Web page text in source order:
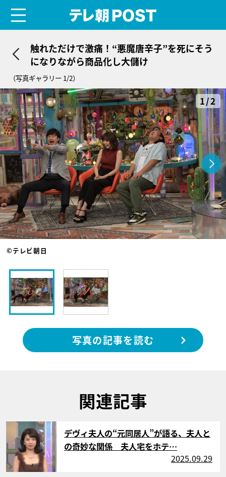
触れただけで激痛！“悪魔唐辛子”を死にそう
になりながら商品化し大儲け
（写真ギャラリー 1/2）
1/2
©テレビ朝日
写真の記事を読む
関連記事
サムネイル
デヴィ夫人の“元同居人”が語る、夫人と
の奇妙な関係 夫人宅をホテ…
2025.09.29